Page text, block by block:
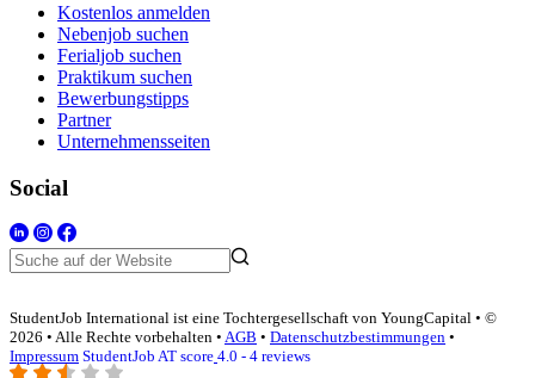
Kostenlos anmelden
Nebenjob suchen
Ferialjob suchen
Praktikum suchen
Bewerbungstipps
Partner
Unternehmensseiten
Social
StudentJob International ist eine Tochtergesellschaft von YoungCapital • ©
2026 • Alle Rechte vorbehalten • AGB • Datenschutzbestimmungen •
Impressum StudentJob AT score 4.0 - 4 reviews